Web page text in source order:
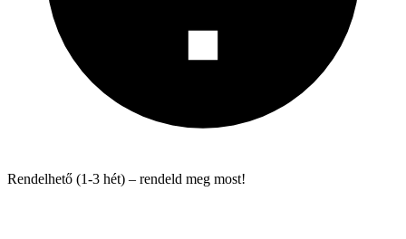
Rendelhető (1-3 hét) – rendeld meg most!